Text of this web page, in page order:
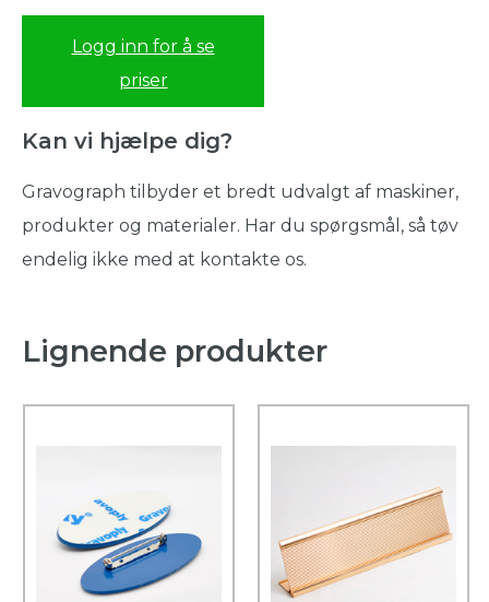
Logg inn for å se
priser
Kan vi hjælpe dig?
Gravograph tilbyder et bredt udvalgt af maskiner,
produkter og materialer. Har du spørgsmål, så tøv
endelig ikke med at kontakte os.
Lignende produkter